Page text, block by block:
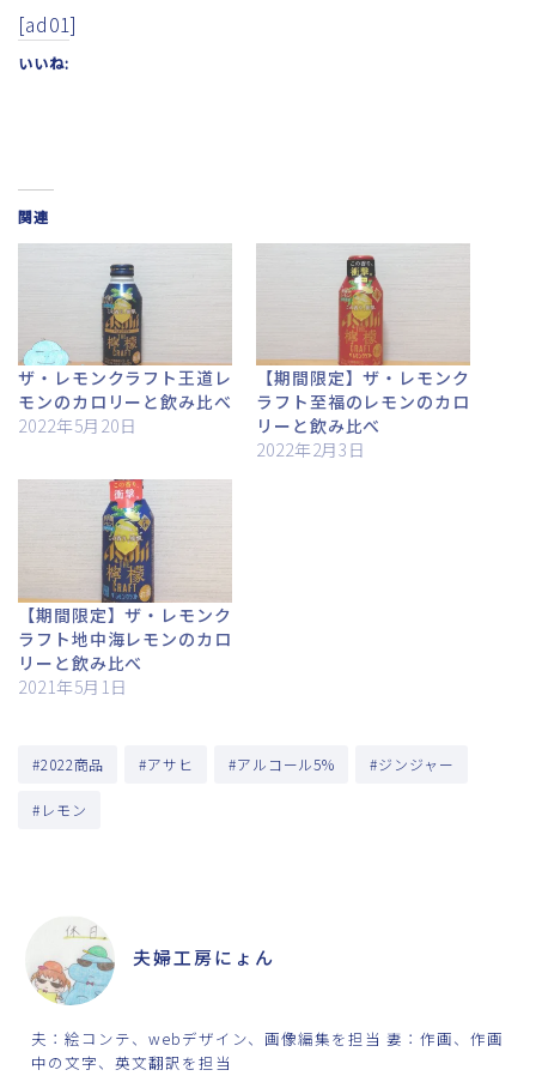
[ad01]
いいね:
関連
ザ・レモンクラフト王道レ
モンのカロリーと飲み比べ
2022年5月20日
【期間限定】ザ・レモンク
ラフト至福のレモンのカロ
リーと飲み比べ
2022年2月3日
【期間限定】ザ・レモンク
ラフト地中海レモンのカロ
リーと飲み比べ
2021年5月1日
#2022商品 #アサヒ #アルコール5% #ジンジャー
#レモン
夫婦工房にょん
夫：絵コンテ、webデザイン、画像編集を担当 妻：作画、作画
中の文字、英文翻訳を担当